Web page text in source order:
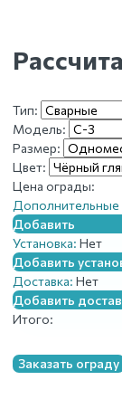
Тип:
Модель:
Размер:
Цвет:
Цена ограды:
Дополнительные
Добавить
Установка: Нет
Добавить
Доставка: Нет
Добавить
Итого:
Заказать ограду